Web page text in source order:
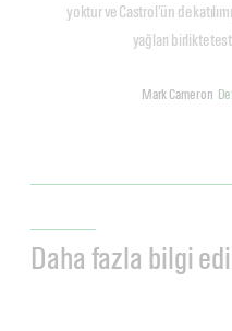
yoktur ve Castrol'ün de
yağları birlikte
Mark Cameron
Daha fazla bilgi